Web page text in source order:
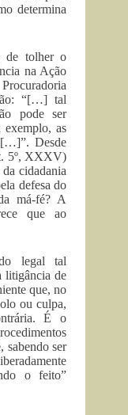
determina
de tolher o
na Ação
“[…] tal
pode ser
exemplo, as
[…]”. Desde
5º, XXXV)
cidadania
defesa do
má-fé? A
que ao
legal tal
litigância de
que, no
ou culpa,
É o
sabendo ser
o feito”